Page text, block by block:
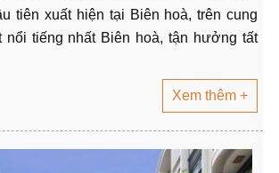
tiên xuất hiện tại Biên hoà, trên cung
nổi tiếng nhất Biên hoà, tận hưởng tất
Xem thêm +